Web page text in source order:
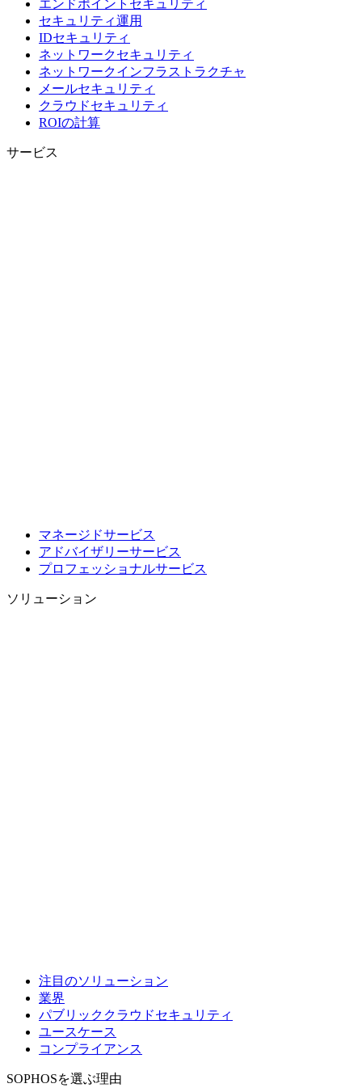
エンドポイントセキュリティ
セキュリティ運用
IDセキュリティ
ネットワークセキュリティ
ネットワークインフラストラクチャ
メールセキュリティ
クラウドセキュリティ
ROIの計算
サービス
マネージドサービス
アドバイザリーサービス
プロフェッショナルサービス
ソリューション
注目のソリューション
業界
パブリッククラウドセキュリティ
ユースケース
コンプライアンス
SOPHOSを選ぶ理由